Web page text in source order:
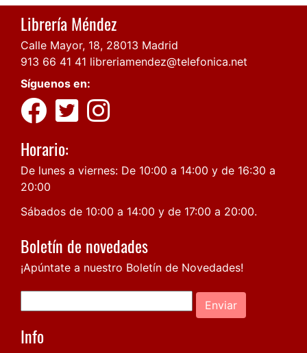
Librería Méndez
Calle Mayor, 18, 28013 Madrid
913 66 41 41 libreriamendez@telefonica.net
Síguenos en:
Horario:
De lunes a viernes: De 10:00 a 14:00 y de 16:30 a
20:00
Sábados de 10:00 a 14:00 y de 17:00 a 20:00.
Boletín de novedades
¡Apúntate a nuestro Boletín de Novedades!
Enviar
Info